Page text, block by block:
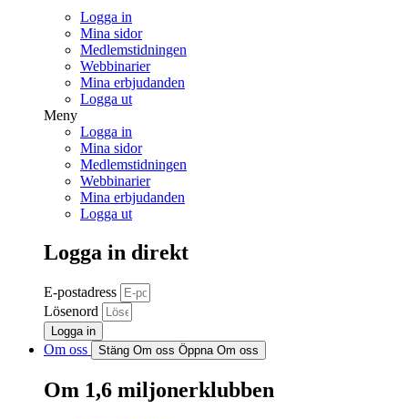
Logga in
Mina sidor
Medlemstidningen
Webbinarier
Mina erbjudanden
Logga ut
Meny
Logga in
Mina sidor
Medlemstidningen
Webbinarier
Mina erbjudanden
Logga ut
Logga in direkt
E-postadress
Lösenord
Logga in
Om oss Stäng Om oss Öppna Om oss
Om 1,6 miljonerklubben